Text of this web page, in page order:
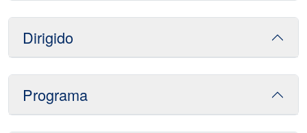
Dirigido
Programa